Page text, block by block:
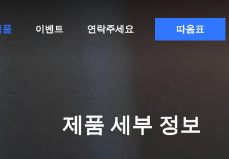
품 이벤트 연락주세요 따옴표
제품 세부 정보